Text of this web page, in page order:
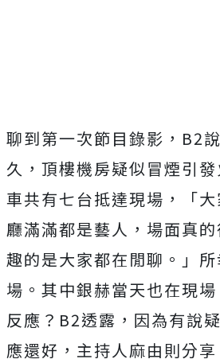
聊到第一次節目錄影，B2
久，頂樓機房疑似冒煙引
車共有七台抵達現場，「
廳滿滿都是藝人，場面真
趣的是大家都在閒聊。」
場。其中銀赫當天也在現
反應？ B2透露，因為有說
應還好，主持人麻由則分